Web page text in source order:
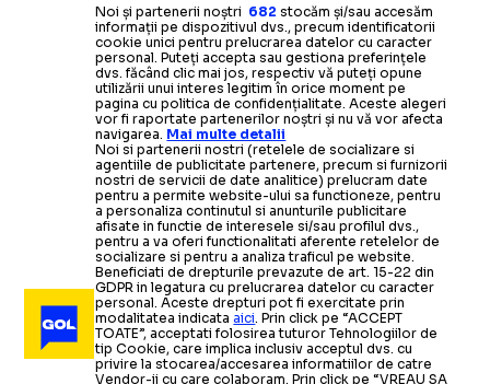
Noi și partenerii noștri 682 stocăm și/sau accesăm
informații pe dispozitivul dvs., precum identificatorii
cookie unici pentru prelucrarea datelor cu caracter
personal. Puteți accepta sau gestiona preferințele
dvs. făcând clic mai jos, respectiv vă puteți opune
utilizării unui interes legitim în orice moment pe
pagina cu politica de confidențialitate. Aceste alegeri
vor fi raportate partenerilor noștri și nu vă vor afecta
navigarea. Mai multe detalii
Noi si partenerii nostri (retelele de socializare si
agentiile de publicitate partenere, precum si furnizorii
nostri de servicii de date analitice) prelucram date
pentru a permite website-ului sa functioneze, pentru
a personaliza continutul si anunturile publicitare
afisate in functie de interesele si/sau profilul dvs.,
pentru a va oferi functionalitati aferente retelelor de
socializare si pentru a analiza traficul pe website.
Beneficiati de drepturile prevazute de art. 15-22 din
GDPR in legatura cu prelucrarea datelor cu caracter
personal. Aceste drepturi pot fi exercitate prin
modalitatea indicataaici. Prin click pe “ACCEPT
TOATE”, acceptati folosirea tuturor Tehnologiilor de
tip Cookie, care implica inclusiv acceptul dvs. cu
privire la stocarea/accesarea informatiilor de catre
Vendor-ii cu care colaboram. Prin click pe “VREAU SA